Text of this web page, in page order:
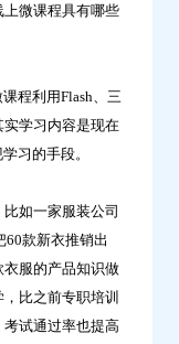
微课程具有哪些
程利用Flash、三
学习内容是现在
习的手段。
如一家服装公司
60款新衣推销出
服的产品知识做
比之前专职培训
试通过率也提高